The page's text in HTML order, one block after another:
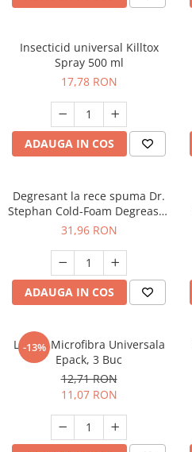
Pensule, spatule si teluri
Platouri si tavi servire
Polonice, linguri si clesti de
bucatarie
Prese si storcatoare manuale
Razatori si accesorii
Scurgator vase
Servicii de masa
Seturi ustensile pentru bucatarie
Site bucatarie
Suport tacamuri
Suporturi si servetele
Tacamuri si seturi
Taietoare manuale
Tavi copt
Odorizant toaleta
Perii Wc
Saci Menajeri
Silicon, spume si solutii tehnice
Solutie curatat covoare
Solutii anticalcar
Solutii curatat geamuri
Solutii desfundat tevi
Solutii dezinfectante
Solutii intretinere textile
Solutii suprafete baie
Spalare si intretinere rufe
Suporturi si accesorii de baie
Uscatoare de rufe
Insecticid universal Killtox
Spray 500 ml
17,78 RON
ADAUGA IN COS
Degresant la rece spuma Dr.
Stephan Cold-Foam Degreaser
750ml, 90012914
31,96 RON
ADAUGA IN COS
-13%
Lavete Microfibra Universala
Epack, 3 Buc
12,71 RON
11,07 RON